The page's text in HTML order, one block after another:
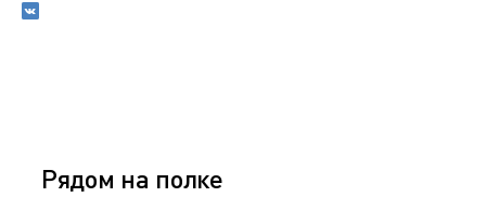
Рядом на полке